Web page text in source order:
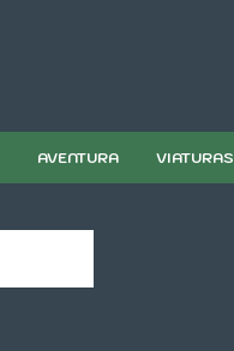
AVENTURA VIATURAS